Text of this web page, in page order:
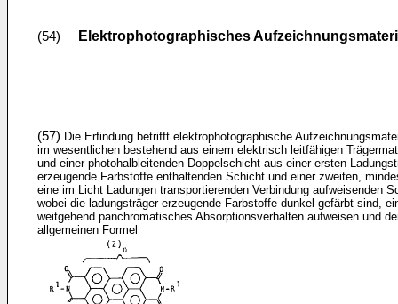
(54) Elektrophotographisches
(57) Die Erfindung betrifft elektrophotographische
im wesentlichen bestehend aus einem elektrisch leitfähigen
und einer photohalbleitenden Doppelschicht aus einer ersten
erzeugende Farbstoffe enthaltenden Schicht und einer zweiten,
eine im Licht Ladungen transportierenden Verbindung aufweisenden
wobei die ladungsträger erzeugende Farbstoffe dunkel gefärbt sind,
weitgehend panchromatisches Absorptionsverhalten aufweisen und
allgemeinen Formel